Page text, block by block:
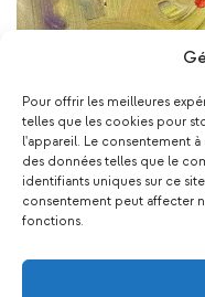
Pour offrir les meilleures
telles que les cookies pour
l'appareil. Le consentement
des données telles que le
identifiants uniques sur ce
consentement peut affecter
fonctions.
Ça pourrait